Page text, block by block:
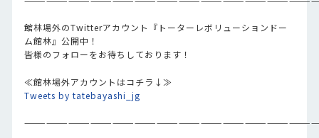
館林場外のTwitterアカウント『トーターレボリューションドー
ム館林』公開中！
皆様のフォローをお待ちしております！
≪館林場外アカウントはコチラ↓≫
Tweets by tatebayashi_jg